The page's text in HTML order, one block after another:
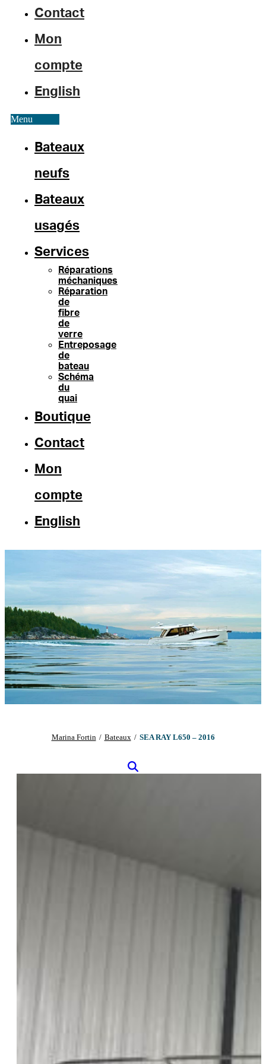
Contact
Mon
compte
English
Menu
Bateaux
neufs
Bateaux
usagés
Services
Réparations
méchaniques
Réparation
de
fibre
de
verre
Entreposage
de
bateau
Schéma
du
quai
Boutique
Contact
Mon
compte
English
Marina Fortin / Bateaux / SEA RAY L650 – 2016